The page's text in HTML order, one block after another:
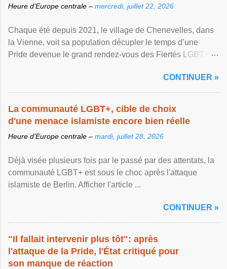
Heure d’Europe centrale – mercredi, juillet 22, 2026
Chaque été depuis 2021, le village de Chenevelles, dans
la Vienne, voit sa population décupler le temps d’une
Pride devenue le grand rendez-vous des Fiertés LGBT+
CONTINUER »
La communauté LGBT+, cible de choix
d'une menace islamiste encore bien réelle
Heure d’Europe centrale – mardi, juillet 28, 2026
Déjà visée plusieurs fois par le passé par des attentats, la
communauté LGBT+ est sous le choc après l'attaque
islamiste de Berlin. Afficher l'article ...
CONTINUER »
"Il fallait intervenir plus tôt": après
l'attaque de la Pride, l'État critiqué pour
son manque de réaction